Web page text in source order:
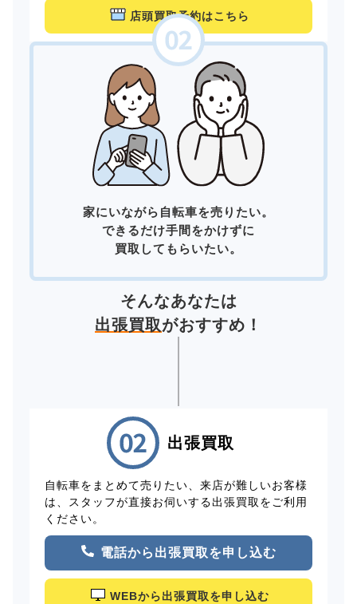
店頭買取予約はこちら
家にいながら自転車を売りたい。
できるだけ手間をかけずに
買取してもらいたい。
そんなあなたは
出張買取がおすすめ！
出張買取
自転車をまとめて売りたい、来店が難しいお客様
は、スタッフが直接お伺いする出張買取をご利用
ください。
電話から出張買取を申し込む
WEBから出張買取を申し込む